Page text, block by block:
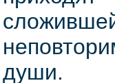
души.